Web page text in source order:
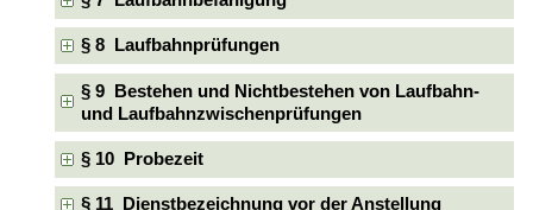
§ 8 Laufbahnprüfungen
§ 9 Bestehen und Nichtbestehen von Laufbahn-
und Laufbahnzwischenprüfungen
§ 10 Probezeit
§ 11 Dienstbezeichnung vor der Anstellung